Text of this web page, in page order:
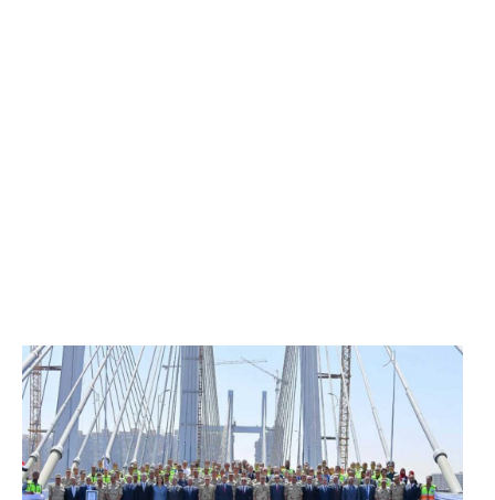
الرئيس عبد الفتاح السيسي يفتتح محور روض الفرج
وكوبري تحيا مصر